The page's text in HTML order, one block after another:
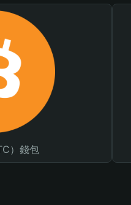
）錢包